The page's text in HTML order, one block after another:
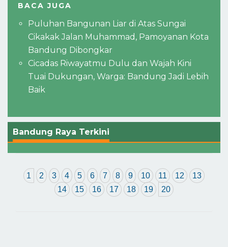
BACA JUGA
Puluhan Bangunan Liar di Atas Sungai
Cikakak Jalan Muhammad, Pamoyanan Kota
Bandung Dibongkar
Cicadas Riwayatmu Dulu dan Wajah Kini
Tuai Dukungan, Warga: Bandung Jadi Lebih
Baik
Bandung Raya Terkini
1 2 3 4 5 6 7 8 9 10 11 12
13
14
15 16 17 18 19 20